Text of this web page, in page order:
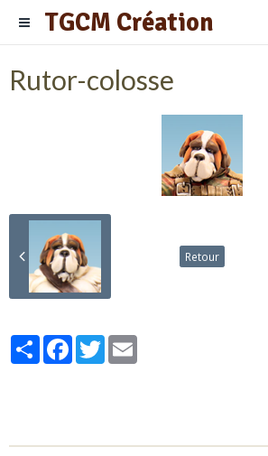
TGCM Création
Rutor-colosse
Retour
PartagerFacebook
Twitter